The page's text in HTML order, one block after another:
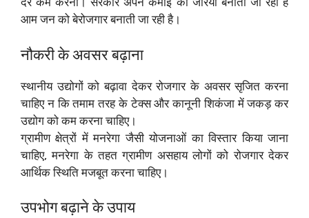
आम जन को बेरोजगार बनाती जा रही है।
नौकरी के अवसर बढ़ाना
स्थानीय उद्योगों को बढ़ावा देकर रोजगार के अवसर सृजित करना
चाहिए न कि तमाम तरह के टेक्स और कानूनी शिकंजा में जकड़ कर
उद्योग को कम करना चाहिए।
ग्रामीण क्षेत्रों में मनरेगा जैसी योजनाओं का विस्तार किया जाना
चाहिए, मनरेगा के तहत ग्रामीण असहाय लोगों को रोजगार देकर
आर्थिक स्थिति मजबूत करना चाहिए।
उपभोग बढ़ाने के उपाय